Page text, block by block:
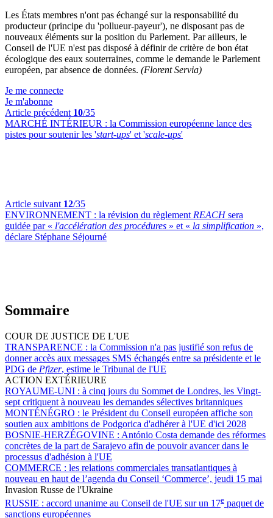
Les États membres n'ont pas échangé sur la responsabilité du
producteur (principe du 'pollueur-payeur'), ne disposant pas de
nouveaux éléments sur la position du Parlement. Par ailleurs, le
Conseil de l'UE n'est pas disposé à définir de critère de bon état
écologique des eaux souterraines, comme le demande le Parlement
européen, par absence de données. (Florent Servia)
Je me connecte
Je m'abonne
Article précédent 10/35
MARCHÉ INTÉRIEUR : la Commission européenne lance des
pistes pour soutenir les 'start-ups' et 'scale-ups'
Article suivant 12/35
ENVIRONNEMENT : la révision du règlement REACHsera
guidée par « l'accélération des procédures » et « la simplification »,
déclare Stéphane Séjourné
Sommaire
COUR DE JUSTICE DE L'UE
TRANSPARENCE : la Commission n'a pas justifié son refus de
donner accès aux messages SMS échangés entre sa présidente et le
PDG de Pfizer, estime le Tribunal de l'UE
ACTION EXTÉRIEURE
ROYAUME-UNI : à cinq jours du Sommet de Londres, les Vingt-
sept critiquent à nouveau les demandes sélectives britanniques
MONTÉNÉGRO : le Président du Conseil européen affiche son
soutien aux ambitions de Podgorica d'adhérer à l'UE d'ici 2028
BOSNIE-HERZÉGOVINE : António Costa demande des réformes
concrètes de la part de Sarajevo afin de pouvoir avancer dans le
processus d'adhésion à l'UE
COMMERCE : les relations commerciales transatlantiques à
nouveau en haut de l’agenda du Conseil ‘Commerce’, jeudi 15 mai
Invasion Russe de l'Ukraine
RUSSIE : accord unanime au Conseil de l'UE sur un 17e paquet de
sanctions européennes